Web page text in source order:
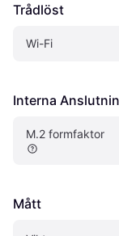
Trådlöst
Wi-Fi
Interna
M.2 formfaktor
Mått